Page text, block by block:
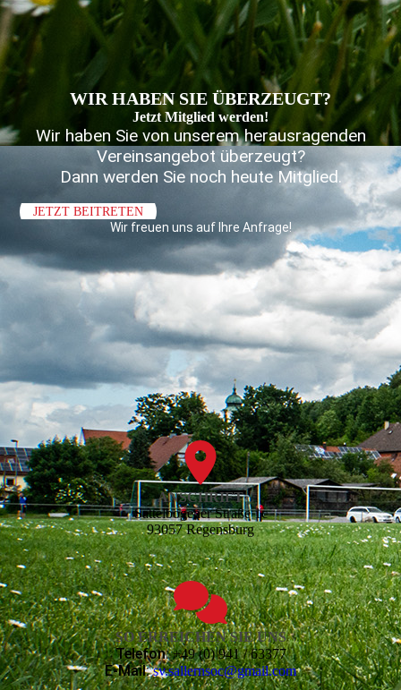
WIR HABEN SIE ÜBERZEUGT?
Jetzt Mitglied werden!
Wir haben Sie von unserem herausragenden
Vereinsangebot überzeugt?
Dann werden Sie noch heute Mitglied.
JETZT BEITRETEN
Wir freuen uns auf Ihre Anfrage!
ANSCHRIFT
Sattelbogener Straße 1c
93057 Regensburg
SO ERREICHEN SIE UNS
Telefon:+49 (0) 941 / 63377
E-Mail: sv.sallernsoc@gmail.com